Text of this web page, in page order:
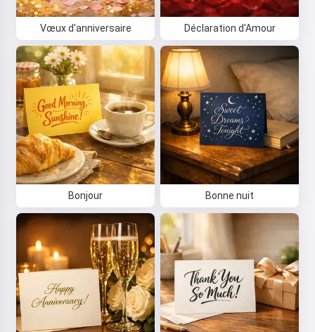
Vœux d'anniversaire Déclaration d'Amour
Bonjour Bonne nuit